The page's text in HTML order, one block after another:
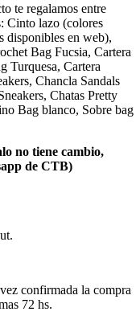
te regalamos entre
Cinto lazo (colores
disponibles en web),
Bag Fucsia, Cartera
Turquesa, Cartera
Chancla Sandals
Chatas Pretty
Bag blanco, Sobre bag
no tiene cambio,
de CTB)
confirmada la compra
72 hs.